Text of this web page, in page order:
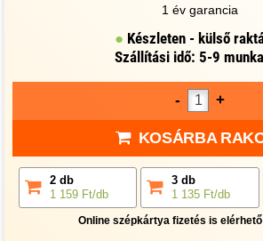
1 év garancia
Készleten - külső
Szállítási idő: 5-9
- +
KOSÁRBA
2 db
1 159 Ft/db
3 db
1 135 Ft/db
Online szépkártya fizetés is